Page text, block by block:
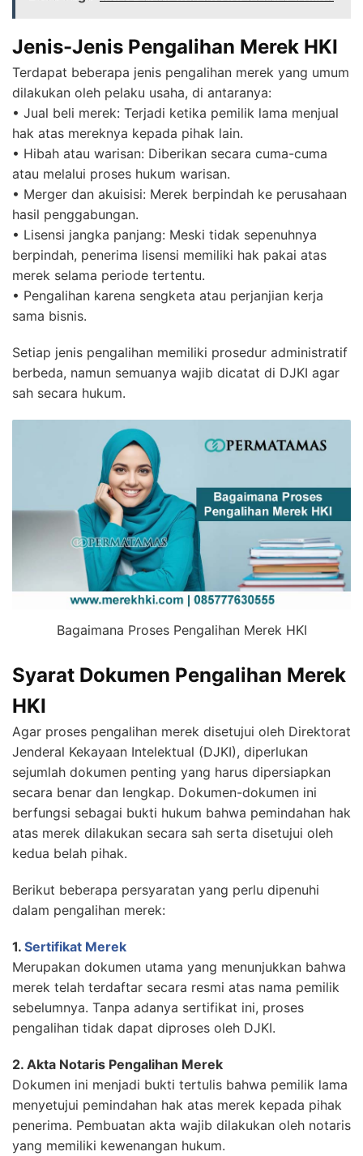
Jenis-Jenis Pengalihan Merek HKI
Terdapat beberapa jenis pengalihan merek yang umum
dilakukan oleh pelaku usaha, di antaranya:
• Jual beli merek: Terjadi ketika pemilik lama menjual
hak atas mereknya kepada pihak lain.
• Hibah atau warisan: Diberikan secara cuma-cuma
atau melalui proses hukum warisan.
• Merger dan akuisisi: Merek berpindah ke perusahaan
hasil penggabungan.
• Lisensi jangka panjang: Meski tidak sepenuhnya
berpindah, penerima lisensi memiliki hak pakai atas
merek selama periode tertentu.
• Pengalihan karena sengketa atau perjanjian kerja
sama bisnis.
Setiap jenis pengalihan memiliki prosedur administratif
berbeda, namun semuanya wajib dicatat di DJKI agar
sah secara hukum.
Bagaimana Proses Pengalihan Merek HKI
Syarat Dokumen Pengalihan Merek
HKI
Agar proses pengalihan merek disetujui oleh Direktorat
Jenderal Kekayaan Intelektual (DJKI), diperlukan
sejumlah dokumen penting yang harus dipersiapkan
secara benar dan lengkap. Dokumen-dokumen ini
berfungsi sebagai bukti hukum bahwa pemindahan hak
atas merek dilakukan secara sah serta disetujui oleh
kedua belah pihak.
Berikut beberapa persyaratan yang perlu dipenuhi
dalam pengalihan merek:
1. Sertifikat Merek
Merupakan dokumen utama yang menunjukkan bahwa
merek telah terdaftar secara resmi atas nama pemilik
sebelumnya. Tanpa adanya sertifikat ini, proses
pengalihan tidak dapat diproses oleh DJKI.
2. Akta Notaris Pengalihan Merek
Dokumen ini menjadi bukti tertulis bahwa pemilik lama
menyetujui pemindahan hak atas merek kepada pihak
penerima. Pembuatan akta wajib dilakukan oleh notaris
yang memiliki kewenangan hukum.